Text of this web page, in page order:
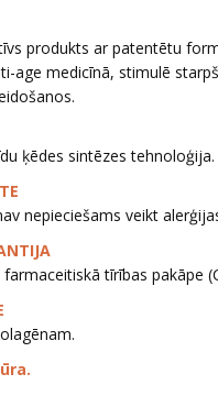
produkts ar patentētu
age medicīnā, stimulē
ķēdes sintēzes tehnoloģija.
nepieciešams veikt
tīrības pakāpe